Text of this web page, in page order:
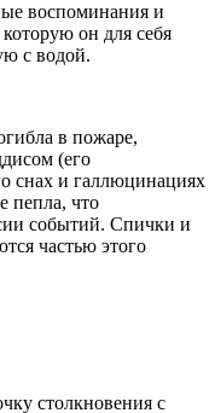
воспоминания и
он для себя
с водой.
в пожаре,
(его
снах и галлюцинациях
пепла, что
событий. Спички и
частью этого
столкновения с